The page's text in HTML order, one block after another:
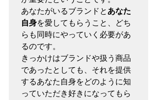
あなたがいるブランドと あなた
自身を愛してもらうこと、どち
らも同時にやっていく必要があ
るのです。
きっかけはブランドや扱う商品
であったとしても、それを提供
するあなた自身をどのように知
っていただき好きになってもら